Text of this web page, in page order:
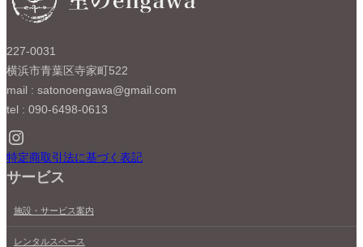
227-0031
横浜市青葉区寺家町522
mail : satonoengawa@gmail.com
tel : 090-6498-0613
Instagram
特定商取引法に基づく表記
サービス
施設・サービス案内
レンタルスペース